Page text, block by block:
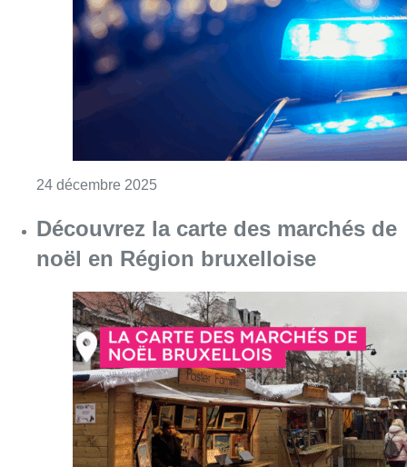
noël en Région bruxelloise
13 décembre 2025 Consulter l'article "Découvrez la
Un couvent transformé en un lieu
d’accueil pour les familles
monoparentales à Kraainem